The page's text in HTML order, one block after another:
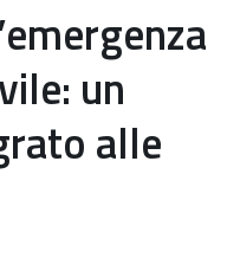
un
alle